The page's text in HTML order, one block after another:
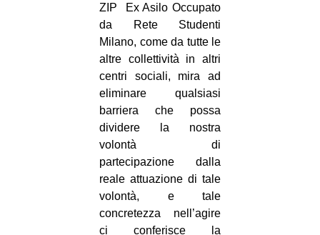
ZIP ­ Ex Asilo Occupato
da Rete Studenti
Milano, come da tutte le
altre collettività in altri
centri sociali, mira ad
eliminare qualsiasi
barriera che possa
dividere la nostra
volontà di
partecipazione dalla
reale attuazione di tale
volontà, e tale
concretezza nell’agire
ci conferisce la